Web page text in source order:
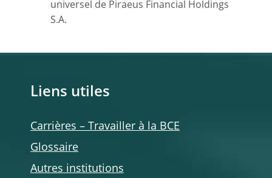
universel de Piraeus Financial Holdings
S.A.
Liens utiles
Carrières – Travailler à la BCE
Glossaire
Autres institutions